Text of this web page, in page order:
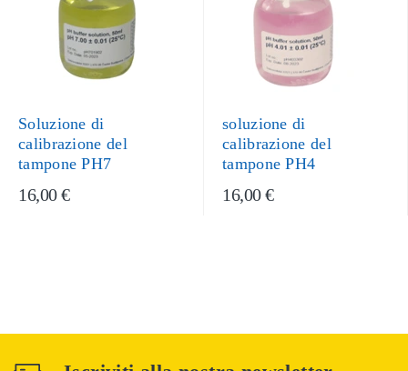
Soluzione di
calibrazione del
tampone PH7
16,00 €
soluzione di
calibrazione del
tampone PH4
16,00 €